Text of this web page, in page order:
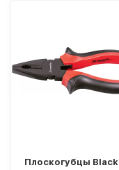
Плоскогубцы Black